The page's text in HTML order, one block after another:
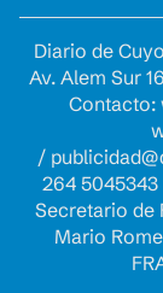
Diario de
Av. Alem Sur
Contacto:
/
264
Secretario de
Mario